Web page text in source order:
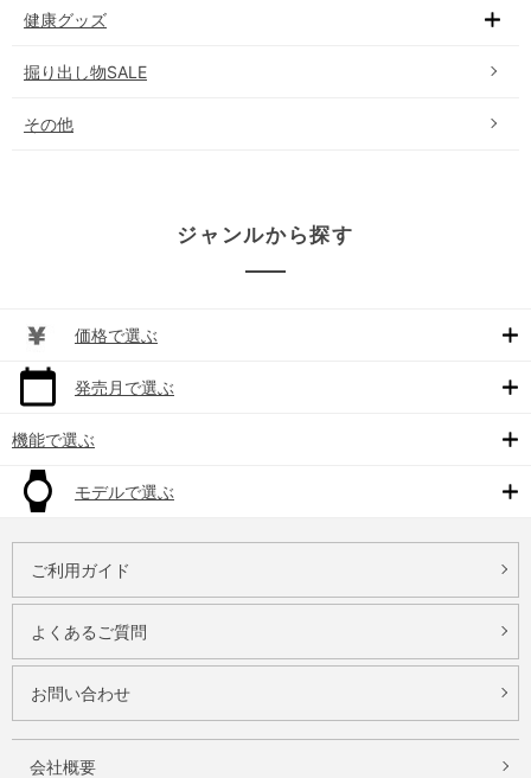
健康グッズ
掘り出し物SALE
その他
ジャンルから探す
価格で選ぶ
発売月で選ぶ
機能で選ぶ
モデルで選ぶ
ご利用ガイド
よくあるご質問
お問い合わせ
会社概要